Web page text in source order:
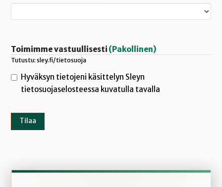
Toimimme vastuullisesti (Pakollinen)
Tutustu: sley.fi/tietosuoja
Hyväksyn tietojeni käsittelyn Sleyn
tietosuojaselosteessa kuvatulla tavalla